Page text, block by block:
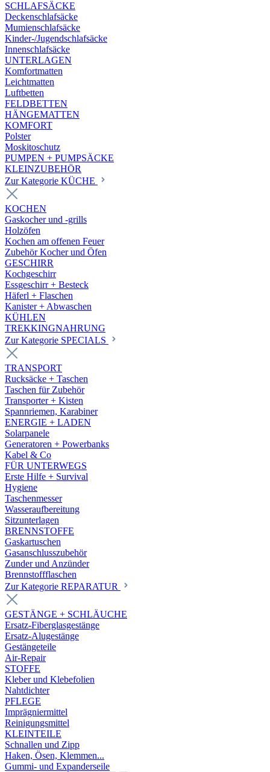
SCHLAFSÄCKE
Deckenschlafsäcke
Mumienschlafsäcke
Kinder-/Jugendschlafsäcke
Innenschlafsäcke
UNTERLAGEN
Komfortmatten
Leichtmatten
Luftbetten
FELDBETTEN
HÄNGEMATTEN
KOMFORT
Polster
Moskitoschutz
PUMPEN + PUMPSÄCKE
KLEINZUBEHÖR
Zur Kategorie KÜCHE
KOCHEN
Gaskocher und -grills
Holzöfen
Kochen am offenen Feuer
Zubehör Kocher und Öfen
GESCHIRR
Kochgeschirr
Essgeschirr + Besteck
Häferl + Flaschen
Kanister + Abwaschen
KÜHLEN
TREKKINGNAHRUNG
Zur Kategorie SPECIALS
TRANSPORT
Rucksäcke + Taschen
Taschen für Zubehör
Transporter + Kisten
Spannriemen, Karabiner
ENERGIE + LADEN
Solarpanele
Generatoren + Powerbanks
Kabel & Co
FÜR UNTERWEGS
Erste Hilfe + Survival
Hygiene
Taschenmesser
Wasseraufbereitung
Sitzunterlagen
BRENNSTOFFE
Gaskartuschen
Gasanschlusszubehör
Zunder und Anzünder
Brennstoffflaschen
Zur Kategorie REPARATUR
GESTÄNGE + SCHLÄUCHE
Ersatz-Fiberglasgestänge
Ersatz-Alugestänge
Gestängeteile
Air-Repair
STOFFE
Kleber und Klebefolien
Nahtdichter
PFLEGE
Imprägniermittel
Reinigungsmittel
KLEINTEILE
Schnallen und Zipp
Haken, Ösen, Klemmen...
Gummi- und Expanderseile